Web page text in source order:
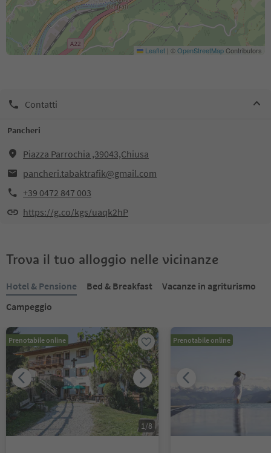
Leaflet | ©OpenStreetMapContributors
Contatti
Pancheri
Piazza Parrochia ,39043,Chiusa
pancheri.tabaktrafik@gmail.com
+39 0472 847 003
https://g.co/kgs/uaqk2hP
Trova il tuo alloggio nelle vicinanze
Hotel & Pensione Bed & Breakfast
Vacanze in agriturismo
Campeggio
Prenotabile online
1/8
Prenotabile online